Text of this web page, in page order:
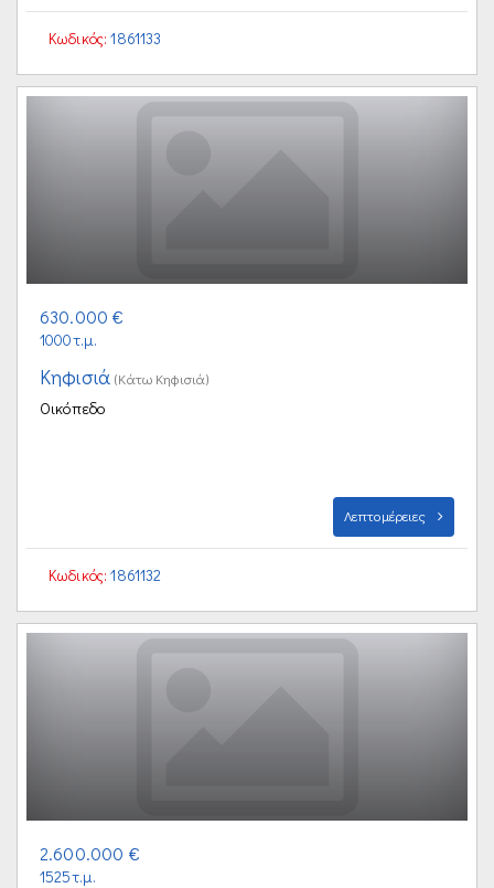
Κωδικός: 1861133
630.000 €
1000τ.μ.
Κηφισιά(Κάτω Κηφισιά)
Οικόπεδο
Λεπτομέρειες
Κωδικός: 1861132
2.600.000 €
1525τ.μ.